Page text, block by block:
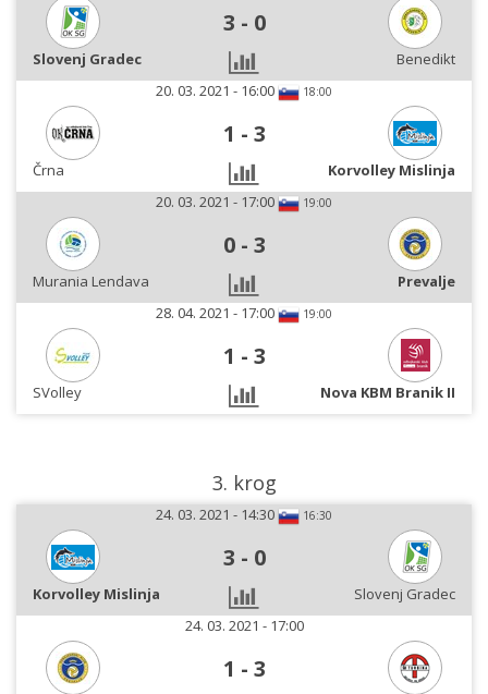
3 - 0
Slovenj Gradec
Benedikt
20. 03. 2021 - 16:00
18:00
1 - 3
Črna
Korvolley Mislinja
20. 03. 2021 - 17:00
19:00
0 - 3
Murania Lendava
Prevalje
28. 04. 2021 - 17:00
19:00
1 - 3
SVolley Nova KBM Branik II
3. krog
24. 03. 2021 - 14:30 16:30
3 - 0
Korvolley Mislinja
Slovenj Gradec
24. 03. 2021 - 17:00
1 - 3